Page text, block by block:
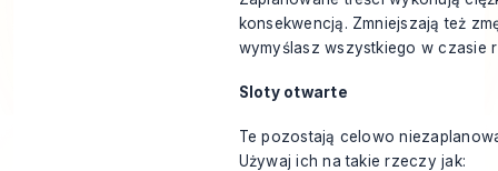
konsekwencją. Zmniejszają też
wymyślasz wszystkiego w czasie
Sloty otwarte
Te pozostają celowo
Używaj ich na takie rzeczy jak: